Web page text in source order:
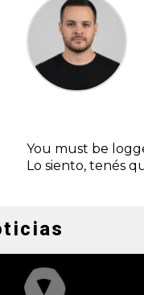
You must be
Lo siento, tenés